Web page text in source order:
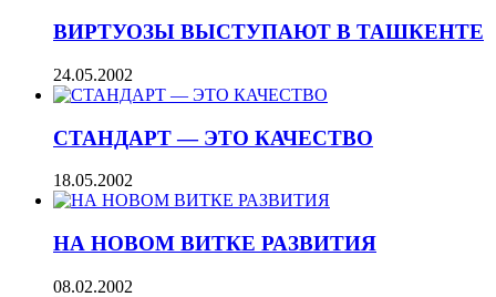
ВИРТУОЗЫ ВЫСТУПАЮТ В ТАШКЕНТЕ
24.05.2002
СТАНДАРТ — ЭТО КАЧЕСТВО
18.05.2002
НА НОВОМ ВИТКЕ РАЗВИТИЯ
08.02.2002